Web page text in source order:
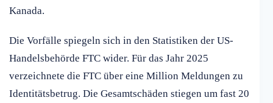
Kanada.
Die Vorfälle spiegeln sich in den Statistiken der US-
Handelsbehörde FTC wider. Für das Jahr 2025
verzeichnete die FTC über eine Million Meldungen zu
Identitätsbetrug. Die Gesamtschäden stiegen um fast 20